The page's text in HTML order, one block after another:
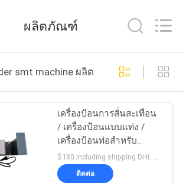
ผลิตภัณฑ์
smt machine ผลิตออนไลน์
เครื่องป้อนการสั่นสะเทือน
/ เครื่องป้อนแบบแท่ง /
เครื่องป้อนท่อสำหรับ
อุปกรณ์เสริม Charmhigh
CHMT36VA 48VA 48VB
$180 including shipping DHL MOQ:1
ติดต่อ